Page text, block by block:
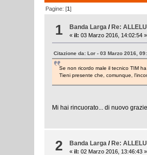
Pagine: [1]
1 Banda Larga / Re:
«il: 03 Marzo 2016, 14:02:54 »
Citazione da: Lor - 03 Marzo 2016,
Se non ricordo male il tecnico TIM
Tieni presente che, comunque,
Mi hai rincuorato... di nuovo
2 Banda Larga /Re:
«il: 02 Marzo 2016, 13:46:43 »